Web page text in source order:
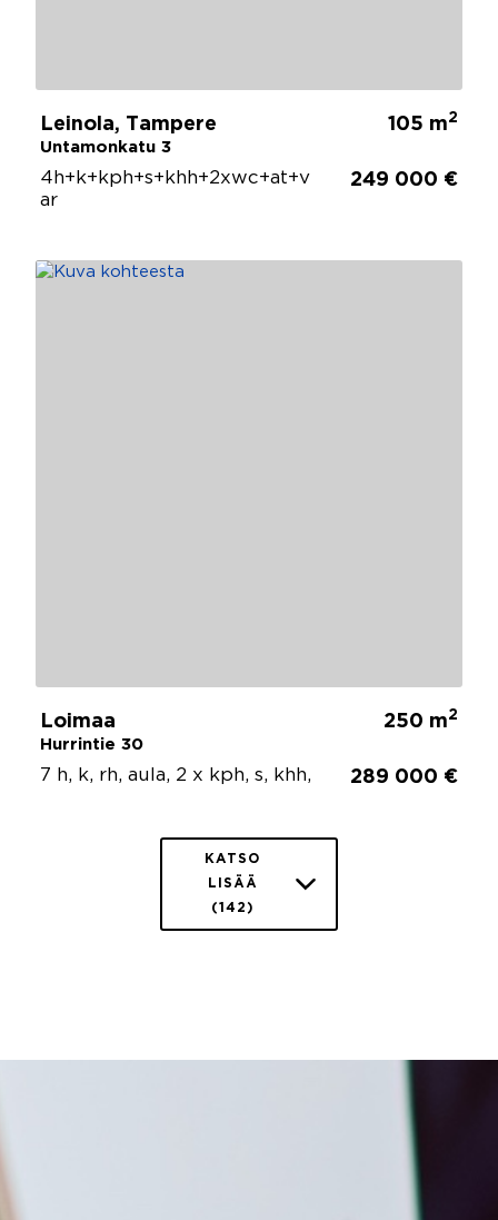
Leinola, Tampere
Untamonkatu 3
105 m2
4h+k+kph+s+khh+2xwc+at+v
ar
249 000 €
Loimaa
Hurrintie 30
250 m2
7 h, k, rh, aula, 2 x kph, s, khh, 289 000 €
KATSO
LISÄÄ
(142)